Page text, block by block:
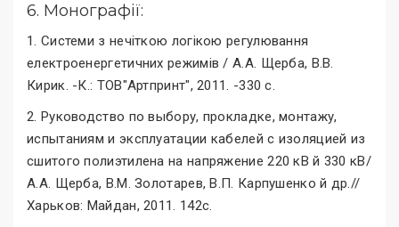
6. Монографії:
1. Системи з нечіткою логікою регулювання
електроенергетичних режимів / А.А. Щерба, В.В.
Кирик. -К.: ТОВ"Артпринт", 2011. -330 с.
2. Руководство по выбору, прокладке, монтажу,
испытаниям и эксплуатации кабелей с изоляцией из
сшитого полиэтилена на напряжение 220 кВ й 330 кВ/
А.А. Щерба, В.М. Золотарев, В.П. Карпушенко й др.//
Харьков: Майдан, 2011. 142с.